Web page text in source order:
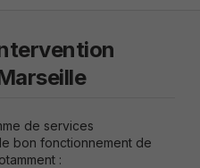
de services
bon fonctionnement de
:
vous
chances de
offres
personnalisées.